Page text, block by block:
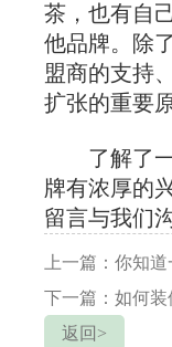
茶，也有自
他品牌。除
盟商的支持
扩张的重要
了解了一
牌有浓厚的
留言与我们
上一篇：你知
下一篇：如何装
返回>